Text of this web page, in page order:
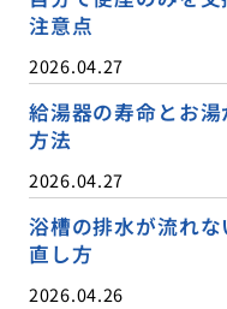
注意点
2026.04.27
給湯器の寿命とお
方法
2026.04.27
浴槽の排水が流れ
直し方
2026.04.26